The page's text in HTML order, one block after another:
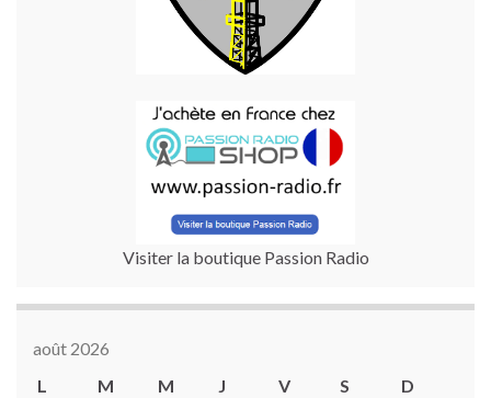
Visiter la boutique Passion Radio
août 2026
L
M M J V S
D